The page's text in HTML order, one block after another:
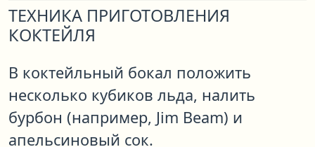
ТЕХНИКА ПРИГОТОВЛЕНИЯ
КОКТЕЙЛЯ
В коктейльный бокал положить
несколько кубиков льда, налить
бурбон (например, Jim Beam) и
апельсиновый сок.